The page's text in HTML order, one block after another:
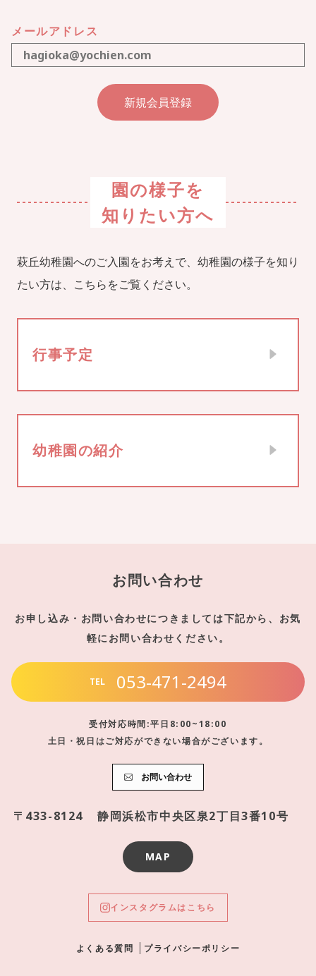
メールアドレス
園の様子を
知りたい方へ
萩丘幼稚園へのご入園をお考えで、幼稚園の様子を知り
たい方は、こちらをご覧ください。
行事予定
幼稚園の紹介
お問い合わせ
お申し込み・お問い合わせにつきましては下記から、お気
軽にお問い合わせください。
TEL 053-471-2494
受付対応時間:平日8:00~18:00
土日・祝日はご対応ができない場合がございます。
お問い合わせ
〒433-8124 静岡浜松市中央区泉2丁目3番10号
MAP
インスタグラムはこちら
よくある質問 プライバシーポリシー